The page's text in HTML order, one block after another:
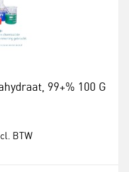
99+% 100 G
BTW